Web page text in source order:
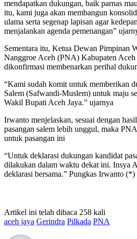
mendapatkan dukungan, baik parnas
itu, kami juga akan membangun
ulama serta segenap lapisan agar
menjalankan agenda pemenangan”
Sementara itu, Ketua Dewan Pimpinan
Nanggroe Aceh (PNA) Kabupaten Aceh
dikonfirmasi membenarkan perihal
“Kami sudah komit untuk memberikan
Salem (Safwandi-Muslem) untuk maju
Wakil Bupati Aceh Jaya.” ujarnya
Irwanto menjelaskan, sesuai dengan
pasangan salem lebih unggul, maka
untuk pasangan ini
“Untuk deklarasi dukungan kandidat
dilakukan dalam waktu dekat ini. Insya
deklarasi bersama.” Pungkas Irwanto (*)
Artikel ini telah dibaca 258 kali
aceh jaya Gerindra Pilkada PNA